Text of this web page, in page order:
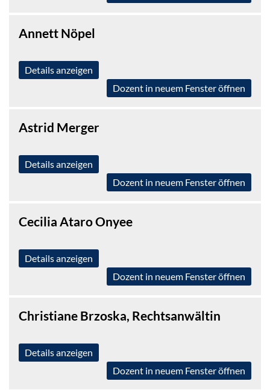
Annett Nöpel
Details anzeigen
Dozent in neuem Fenster öffnen
Astrid Merger
Details anzeigen
Dozent in neuem Fenster öffnen
Cecilia Ataro Onyee
Details anzeigen
Dozent in neuem Fenster öffnen
Christiane Brzoska, Rechtsanwältin
Details anzeigen
Dozent in neuem Fenster öffnen